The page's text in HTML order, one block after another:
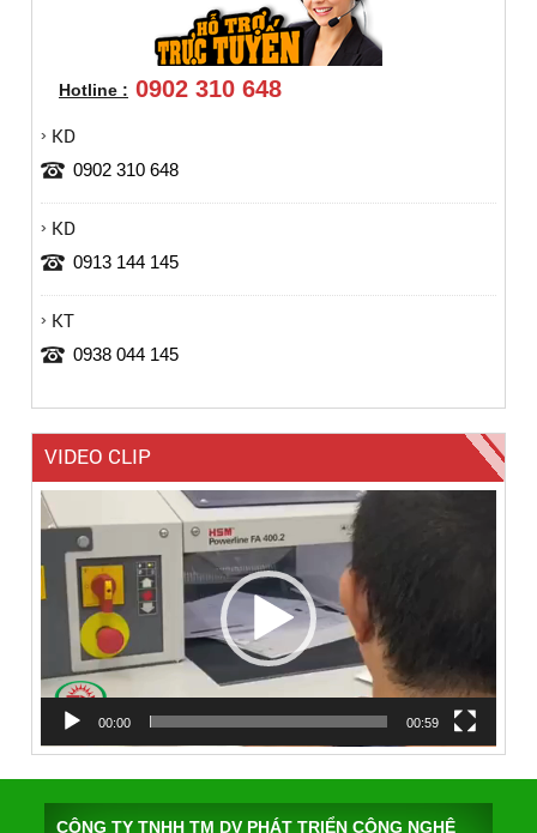
Hotline : 0902 310 648
KD
0902 310 648
KD
0913 144 145
KT
0938 044 145
VIDEO CLIP
Trình
chơi
Video
00:00 00:59
CÔNG TY TNHH TM DV PHÁT TRIỂN CÔNG NGHỆ